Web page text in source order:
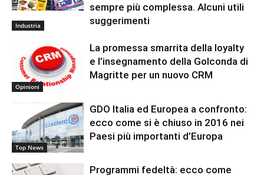
Industria
sempre più complessa. Alcuni utili
suggerimenti
Opinioni
La promessa smarrita della loyalty
e l’insegnamento della Golconda di
Magritte per un nuovo CRM
Top News
GDO Italia ed Europea a confronto:
ecco come si è chiuso in 2016 nei
Paesi più importanti d’Europa
Programmi fedeltà: ecco come